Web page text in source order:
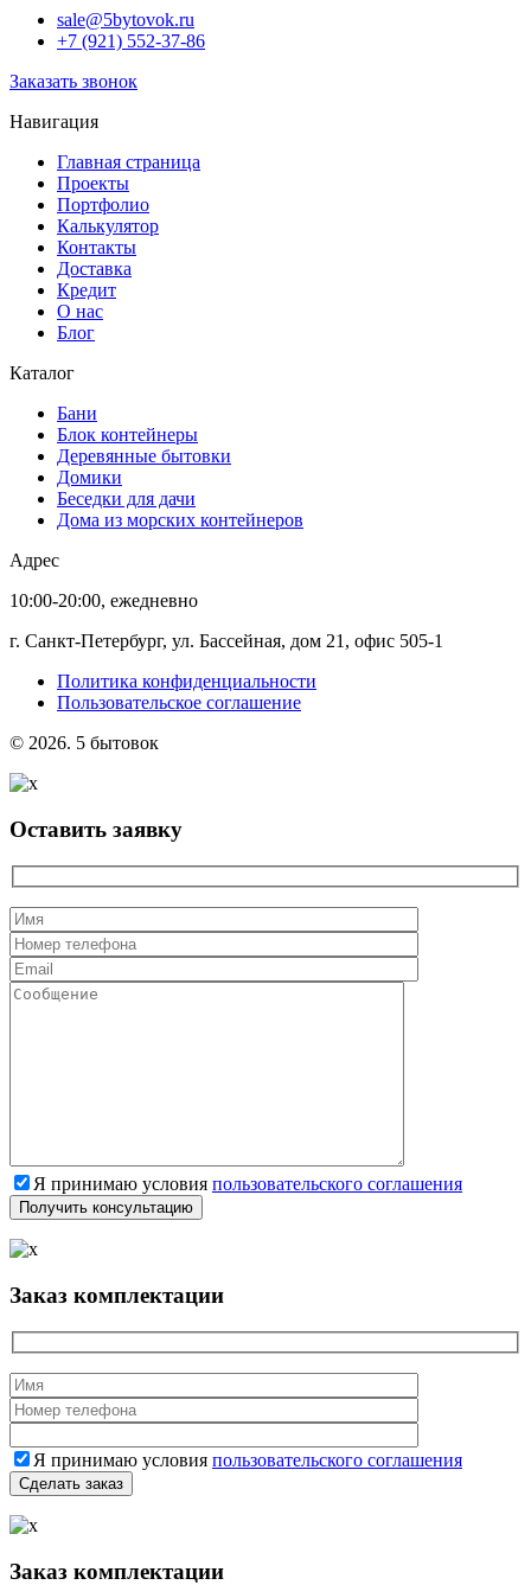
sale@5bytovok.ru
+7 (921) 552-37-86
Заказать звонок
Навигация
Главная страница
Проекты
Портфолио
Калькулятор
Контакты
Доставка
Кредит
О нас
Блог
Каталог
Бани
Блок контейнеры
Деревянные бытовки
Домики
Беседки для дачи
Дома из морских контейнеров
Адрес
10:00-20:00, ежедневно
г. Санкт-Петербург, ул. Бассейная, дом 21, офис 505-1
Политика конфиденциальности
Пользовательское соглашение
© 2026. 5 бытовок
Оставить заявку
Я принимаю условия пользовательского соглашения
Заказ комплектации
Я принимаю условия пользовательского соглашения
Заказ комплектации